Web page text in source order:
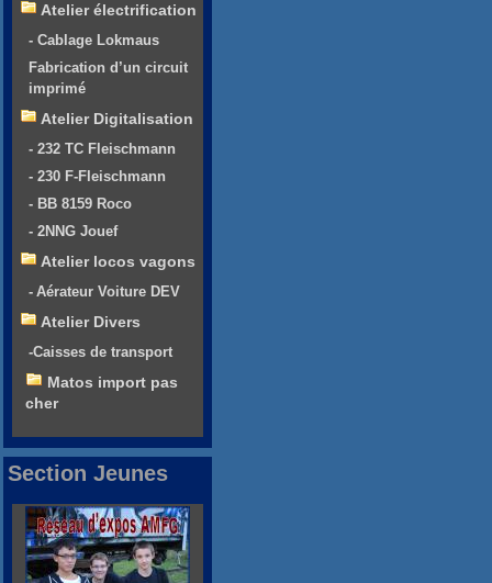
Atelier électrification
- Cablage Lokmaus
Fabrication d’un circuit
imprimé
Atelier Digitalisation
- 232 TC Fleischmann
- 230 F-Fleischmann
- BB 8159 Roco
- 2NNG Jouef
Atelier locos vagons
- Aérateur Voiture DEV
Atelier Divers
-Caisses de transport
Matos import pas
cher
Section Jeunes